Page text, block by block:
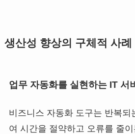
생산성 향상의 구체적 사례
업무 자동화를 실현하는 IT 서
비즈니스 자동화 도구는 반복되
여 시간을 절약하고 오류를 줄